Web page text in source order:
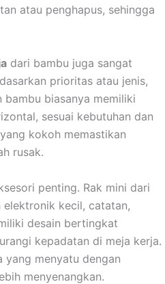
atau penghapus, sehingga
dari bambu juga sangat
prioritas atau jenis,
biasanya memiliki
sesuai kebutuhan dan
kokoh memastikan
rusak.
penting. Rak mini dari
elektronik kecil, catatan,
desain bertingkat
kepadatan di meja kerja.
yang menyatu dengan
menyenangkan.